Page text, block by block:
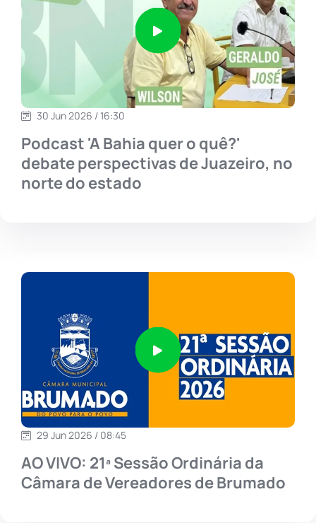
30 Jun 2026 / 16:30
Podcast 'A Bahia quer o quê?'
debate perspectivas de Juazeiro, no
norte do estado
29 Jun 2026 / 08:45
AO VIVO: 21ª Sessão Ordinária da
Câmara de Vereadores de Brumado